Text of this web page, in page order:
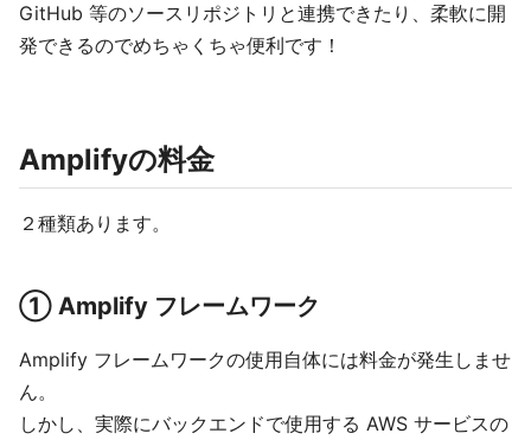
GitHub 等のソースリポジトリと連携できたり、柔軟に開
発できるのでめちゃくちゃ便利です！
Amplifyの料金
２種類あります。
① Amplify フレームワーク
Amplify フレームワークの使用自体には料金が発生しませ
ん。
しかし、実際にバックエンドで使用する AWS サービスの